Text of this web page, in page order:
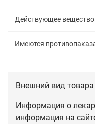
Действующее
Имеются
Внешний вид
Информация о
информация на